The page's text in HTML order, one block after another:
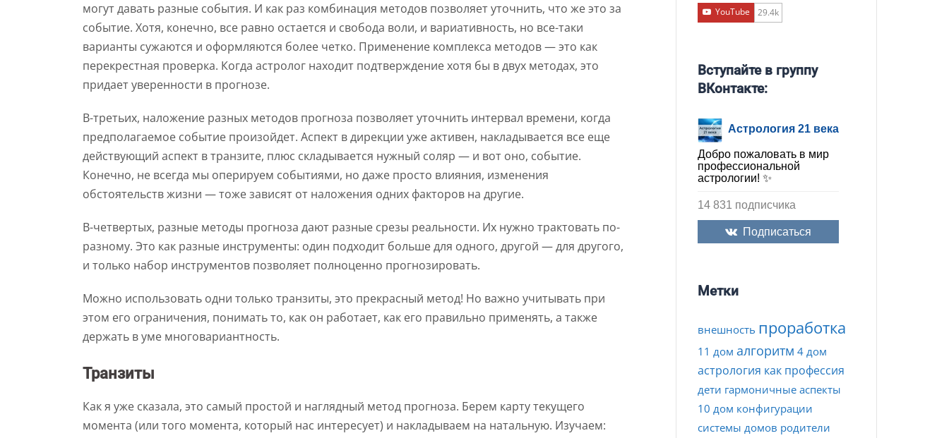
могут давать разные события. И как раз комбинация методов позволяет уточнить, что же это за
событие. Хотя, конечно, все равно остается и свобода воли, и вариативность, но все-таки
варианты сужаются и оформляются более четко. Применение комплекса методов — это как
перекрестная проверка. Когда астролог находит подтверждение хотя бы в двух методах, это
придает уверенности в прогнозе.
В-третьих, наложение разных методов прогноза позволяет уточнить интервал времени, когда
предполагаемое событие произойдет. Аспект в дирекции уже активен, накладывается все еще
действующий аспект в транзите, плюс складывается нужный соляр — и вот оно, событие.
Конечно, не всегда мы оперируем событиями, но даже просто влияния, изменения
обстоятельств жизни — тоже зависят от наложения одних факторов на другие.
В-четвертых, разные методы прогноза дают разные срезы реальности. Их нужно трактовать по-
разному. Это как разные инструменты: один подходит больше для одного, другой — для другого,
и только набор инструментов позволяет полноценно прогнозировать.
Можно использовать одни только транзиты, это прекрасный метод! Но важно учитывать при
этом его ограничения, понимать то, как он работает, как его правильно применять, а также
держать в уме многовариантность.
Транзиты
Как я уже сказала, это самый простой и наглядный метод прогноза. Берем карту текущего
момента (или того момента, который нас интересует) и накладываем на натальную. Изучаем:
YouTube 29.4k
Вступайте в группу
ВКонтакте:
Астрология 21 века
Добро пожаловать в мир
профессиональной
астрологии! ✨
14 831 подписчика
Подписаться
Метки
внешность проработка
11 дом алгоритм 4 дом
астрология как профессия
дети гармоничные аспекты
10 дом конфигурации
системы домов родители